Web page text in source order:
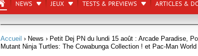
NEWS JEUX TESTS & PREVIEWS ARTICLES &
Accueil › News › Petit Dej PN du lundi 15 août : Arcade Paradise,
Mutant Ninja Turtles: The Cowabunga Collection ! et Pac-Man World